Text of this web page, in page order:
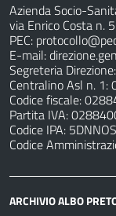
Azienda Socio-
via Enrico Costa n.
PEC:
E-mail:
Segreteria
Centralino Asl n.
Codice fiscale:
Partita IVA:
Codice IPA:
Codice
ARCHIVIO ALBO